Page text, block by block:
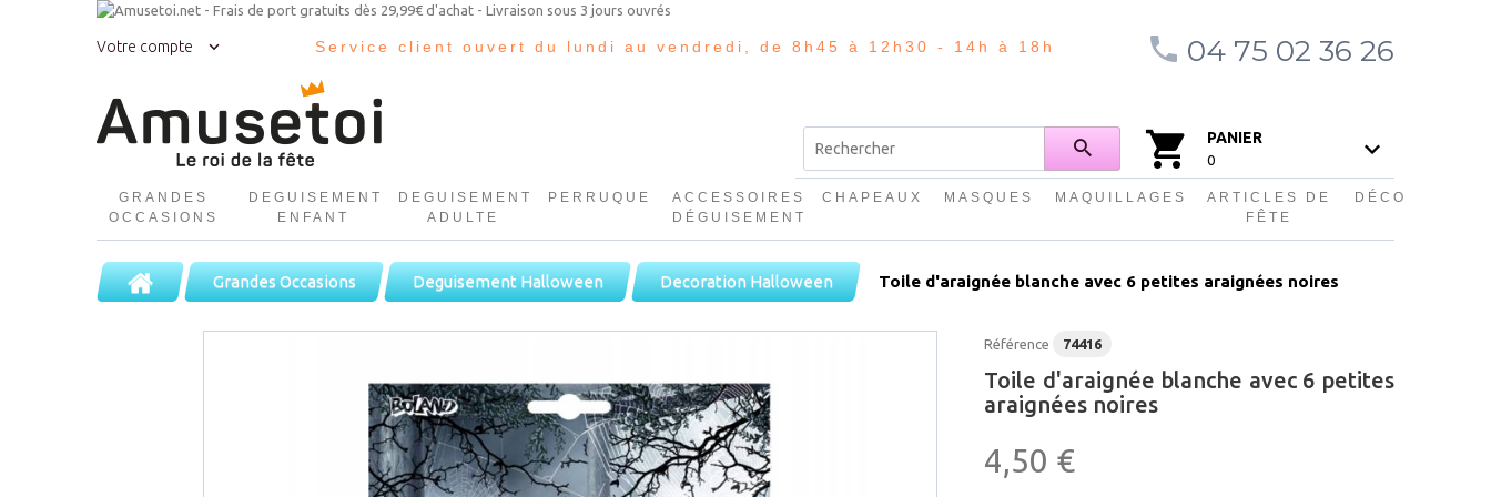
04 75 02 36 26
Votre compte Service client ouvert du lundi au vendredi, de 8h45 à 12h30 - 14h à 18h
PANIER
0
GRANDES
OCCASIONS
DEGUISEMENT
ENFANT
DEGUISEMENT
ADULTE
PERRUQUE
ACCESSOIRES
DÉGUISEMENT
CHAPEAUX MASQUES MAQUILLAGES
ARTICLES DE
FÊTE
DÉCO
Grandes Occasions Deguisement Halloween Decoration Halloween Toile d'araignée blanche avec 6 petites araignées noires
Référence 74416
Toile d'araignée blanche avec 6 petites
araignées noires
4,50 €